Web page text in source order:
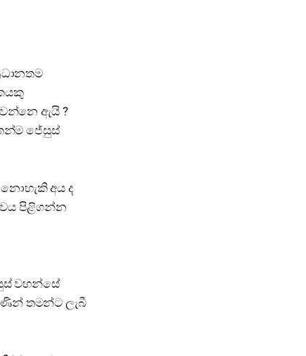
ඇයි ?
ජේසුස්
අය ද
පිළිගන්න
වහන්සේ
තමන්ට ලැබී